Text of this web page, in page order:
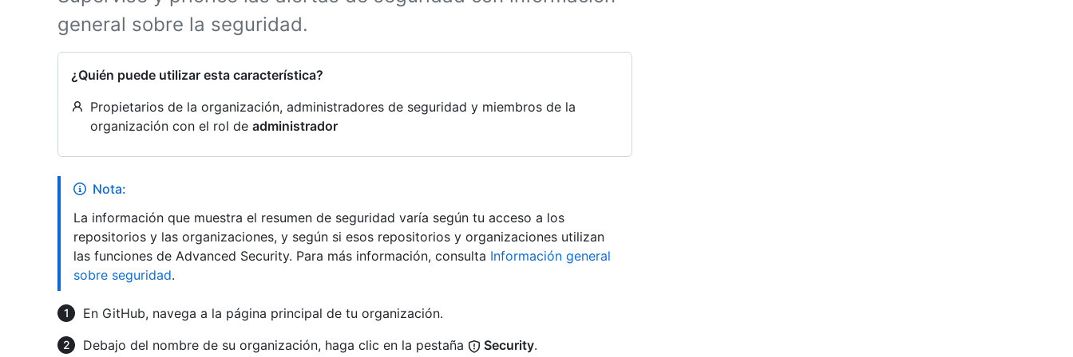
general sobre la seguridad.
¿Quién puede utilizar esta característica?
Propietarios de la organización, administradores de seguridad y miembros de la
organización con el rol de administrador
Nota:
La información que muestra el resumen de seguridad varía según tu acceso a los
repositorios y las organizaciones, y según si esos repositorios y organizaciones utilizan
las funciones de Advanced Security. Para más información, consulta Información general
sobre seguridad.
En GitHub, navega a la página principal de tu organización.
Debajo del nombre de su organización, haga clic en la pestaña
Security.